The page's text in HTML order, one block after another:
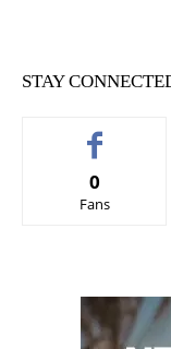
STAY
0
Fans